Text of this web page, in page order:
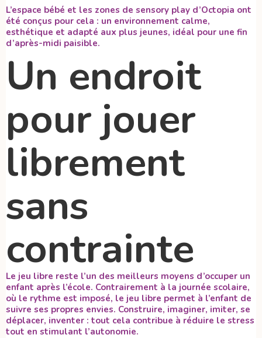
L’espace bébé et les zones de sensory play d’Octopia ont
été conçus pour cela : un environnement calme,
esthétique et adapté aux plus jeunes, idéal pour une fin
d’après-midi paisible.
Un endroit
pour jouer
librement
sans
contrainte
Le jeu libre reste l’un des meilleurs moyens d’occuper un
enfant après l’école. Contrairement à la journée scolaire,
où le rythme est imposé, le jeu libre permet à l’enfant de
suivre ses propres envies. Construire, imaginer, imiter, se
déplacer, inventer : tout cela contribue à réduire le stress
tout en stimulant l’autonomie.